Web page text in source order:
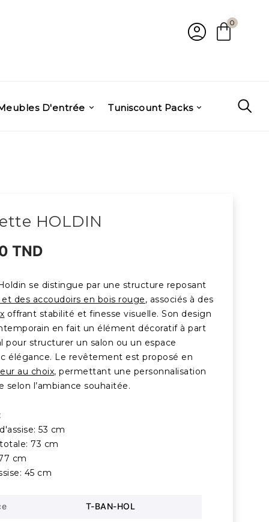
account_circle shopping_bag
0
D'entrée Tuniscount Packs
HOLDIN
TND
se distingue par une structure reposant
et des accoudoirs en bois rouge, associés à des
offrant stabilité et finesse visuelle. Son design
en fait un élément décoratif à part
pour structurer un salon ou un espace
élégance. Le revêtement est proposé en
au choix, permettant une personnalisation
selon l’ambiance souhaitée.
53 cm
73 cm
cm
45 cm
T-BAN-HOL